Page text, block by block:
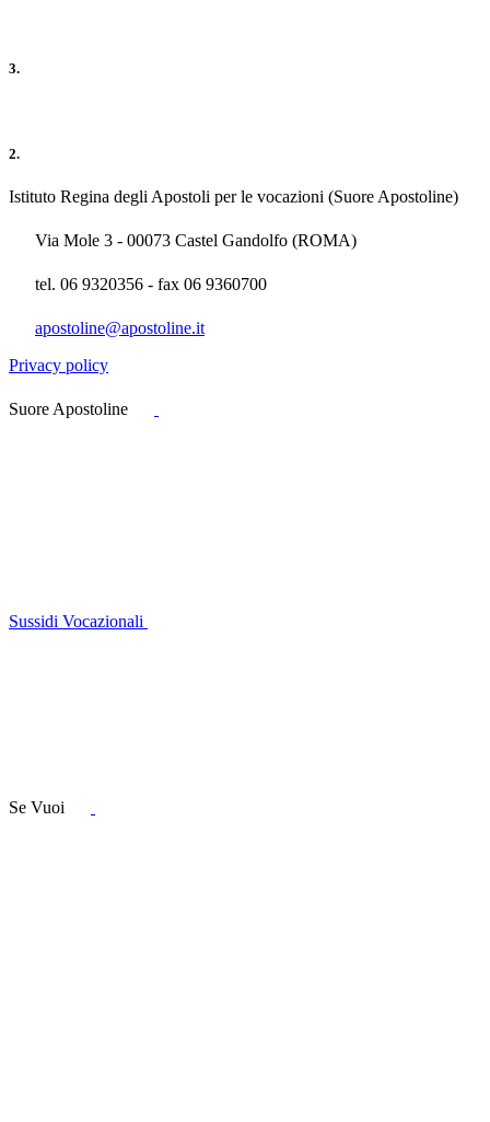
3.
2.
Istituto Regina degli Apostoli per le vocazioni (Suore Apostoline)
Via Mole 3 - 00073 Castel Gandolfo (ROMA)
tel. 06 9320356 - fax 06 9360700
apostoline@apostoline.it
Privacy policy
Suore Apostoline
Sussidi Vocazionali
Se Vuoi